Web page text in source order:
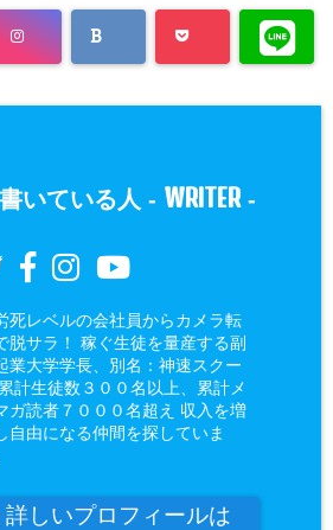
いている人 - WRITER-
死レベルの会社員からカメラ転
脱サラ！ 稼ぐ生徒を量産する副
業大学学長、別名：神速スクー
計生徒数３００名以上、累計メ
ガ読者７０００名超え 収入を増
自由になる仲間を探していま
詳しいプロフィールは